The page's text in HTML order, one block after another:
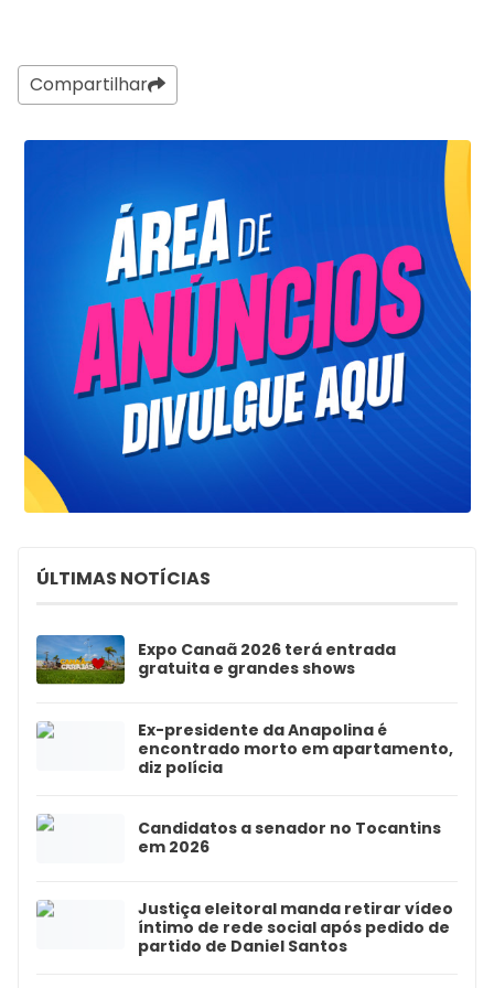
Compartilhar
ÚLTIMAS NOTÍCIAS
Expo Canaã 2026 terá entrada
gratuita e grandes shows
Ex-presidente da Anapolina é
encontrado morto em apartamento,
diz polícia
Candidatos a senador no Tocantins
em 2026
Justiça eleitoral manda retirar vídeo
íntimo de rede social após pedido de
partido de Daniel Santos